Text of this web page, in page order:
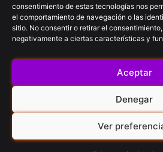
consentimiento de estas tecnologías nos
el comportamiento de navegación o las
sitio. No consentir o retirar el
negativamente a ciertas características y
Aceptar
Denegar
Ver
Aviso Legal
FitCron
Contacto
RRSS